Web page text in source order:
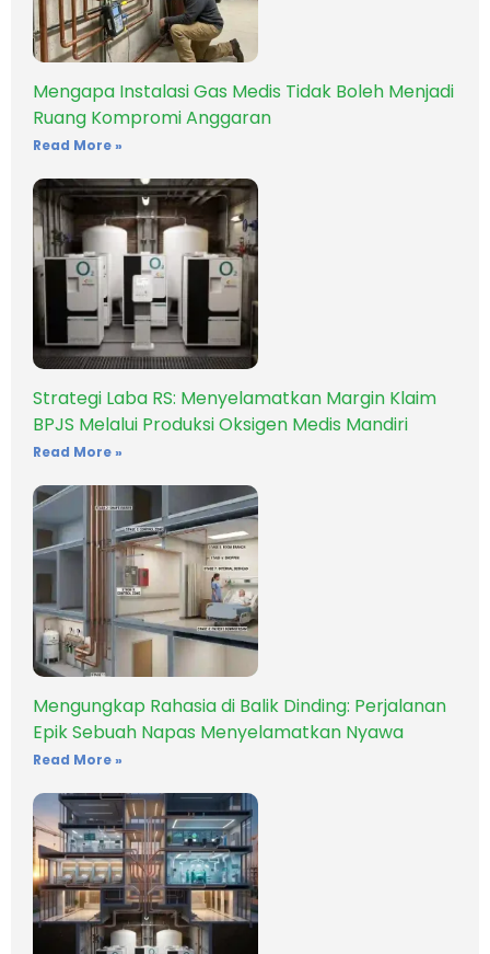
Mengapa Instalasi Gas Medis Tidak Boleh Menjadi
Ruang Kompromi Anggaran
Read More »
Strategi Laba RS: Menyelamatkan Margin Klaim
BPJS Melalui Produksi Oksigen Medis Mandiri
Read More »
Mengungkap Rahasia di Balik Dinding: Perjalanan
Epik Sebuah Napas Menyelamatkan Nyawa
Read More »